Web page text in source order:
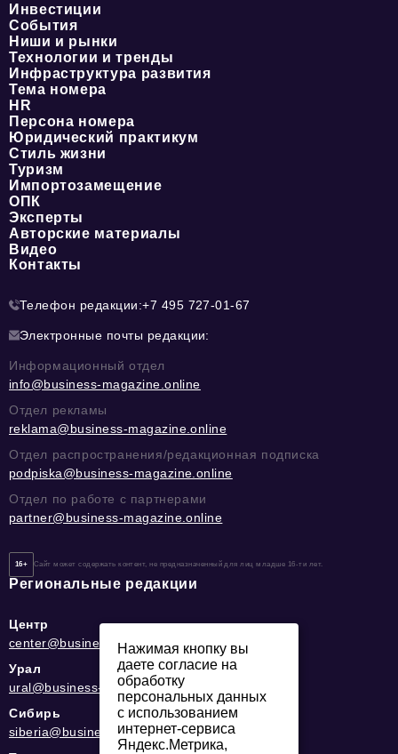
Инвестиции
События
Ниши и рынки
Технологии и тренды
Инфраструктура развития
Тема номера
HR
Персона номера
Юридический практикум
Стиль жизни
Туризм
Импортозамещение
ОПК
Эксперты
Авторские материалы
Видео
Контакты
Телефон редакции:+7 495 727-01-67
Электронные почты редакции:
Информационный отдел
info@business-magazine.online
Отдел рекламы
reklama@business-magazine.online
Отдел распространения/редакционная подписка
podpiska@business-magazine.online
Отдел по работе с партнерами
partner@business-magazine.online
16+ Сайт может содержать контент, не предназначенный для лиц младше 16-ти лет.
Региональные редакции
Центр
center@business-magazine.online
Урал
ural@business-magazine.online
Сибирь
siberia@business-magazine.online
Нажимая кнопку вы
даете согласие на
обработку
персональных данных
с использованием
интернет-сервиса
Яндекс.Метрика,